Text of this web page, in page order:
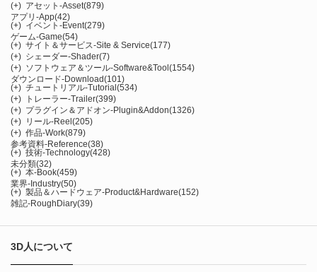
(+) アセット-Asset(879)
アプリ-App(42)
(+) イベント-Event(279)
ゲーム-Game(54)
(+) サイト＆サービス-Site & Service(177)
(+) シェーダー-Shader(7)
(+) ソフトウェア＆ツール-Software&Tool (1554)
ダウンロード-Download(101)
(+) チュートリアル-Tutorial (534)
(+)
トレーラー-Trailer(399)
(+) プラグイン＆アドオン-Plugin&Addon(1326)
(+) リール-Reel (205)
(+) 作品-Work(879)
参考資料-Reference(38)
(+) 技術-Technology(428)
未分類(32)
(+) 本-Book(459)
業界-Industry(50)
(+) 製品＆ハードウェア-Product&Hardware(152)
雑記-RoughDiary(39)
3D人について